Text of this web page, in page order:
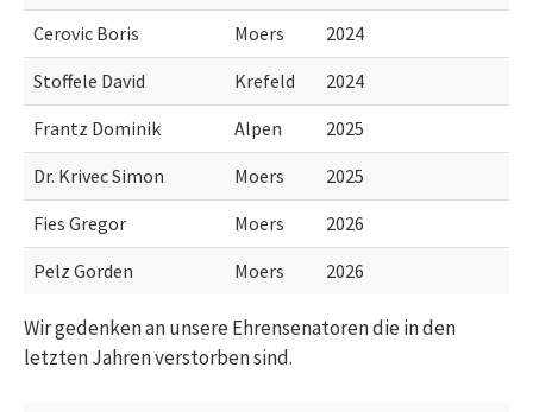
Cerovic Boris
Moers
2024
Stoffele David
Krefeld
2024
Frantz Dominik
Alpen
2025
Dr. Krivec Simon
Moers
2025
Fies Gregor
Moers
2026
Pelz Gorden
Moers 2026
Wir gedenken an unsere Ehrensenatoren die in den
letzten Jahren verstorben sind.